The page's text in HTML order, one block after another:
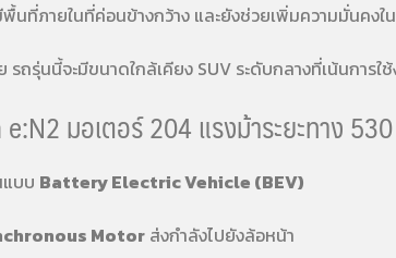
นที่ภายในที่ค่อนข้างกว้าง และยังช่วยเพิ่มความมั่นคงใ
รถรุ่นนี้จะมีขนาดใกล้เคียง SUV ระดับกลางที่เน้นการใ
มอเตอร์ 204 แรงม้าระยะทาง
แบบ Battery Electric Vehicle (BEV)
Motor ส่งกำลังไปยังล้อหน้า